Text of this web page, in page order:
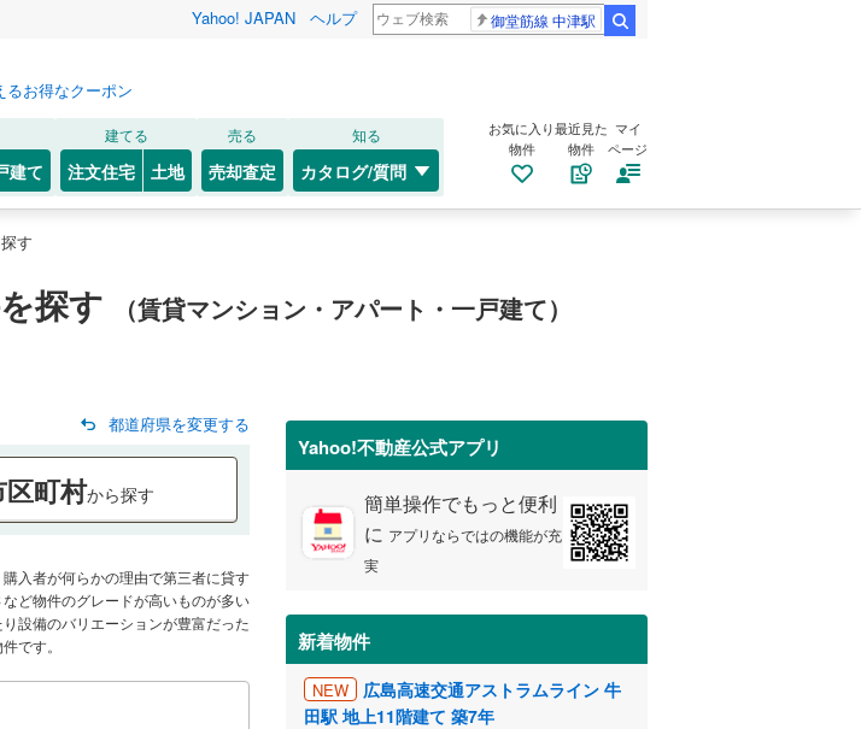
Yahoo! JAPAN ヘルプ 御堂筋線 中津駅
お得なクーポン
建て
建てる
注文住宅 土地
売る
売却査定
知る
カタログ/質問
お気に入り
物件
最近見た
物件
マイ
ページ
す
探す （賃貸マンション・アパート・一戸建て）
都道府県を変更する
区町村から探す
入者が何らかの理由で第三者に貸す
ど物件のグレードが高いものが多い
設備のバリエーションが豊富だった
です。
Yahoo!不動産公式アプリ
簡単操作でもっと便利
に アプリならではの機能が充
実
新着物件
NEW
広島高速交通アストラムライン 牛
田駅 地上11階建て 築7年